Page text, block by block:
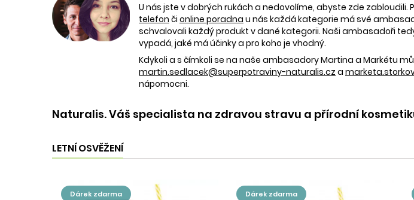
U nás jste v dobrých rukách a nedovolíme, abyste zde
telefon či online poradna u nás každá kategorie má své
schvalovali každý produkt v dané kategorii. Naši ambasadoři
vypadá, jaké má účinky a pro koho je vhodný.
Kdykoli a s čímkoli se na naše ambasadory Martina a Markétu
martin.sedlacek@superpotraviny-naturalis.cz a
nápomocni.
Naturalis. Váš specialista na zdravou stravu a přírodní
LETNÍ OSVĚŽENÍ
dárek zdarma dárek zdarma